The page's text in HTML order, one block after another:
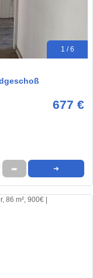
1 / 6
677 €
➦ ➜